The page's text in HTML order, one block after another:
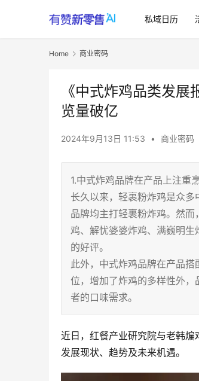
私域日历
Home 商业密码
《中式炸鸡品类发
览量破亿
2024年9月13日 11:53 • 商业密码
1.中式炸鸡品牌在产品上注重
长久以来，轻裹粉炸鸡是众
品牌均主打轻裹粉炸鸡。然
鸡、解忧婆婆炸鸡、满巍明
的好评。
此外，中式炸鸡品牌在产品
位，增加了炸鸡的多样性外
者的口味需求。
近日，红餐产业研究院与老韩
发展现状、趋势及未来机遇。